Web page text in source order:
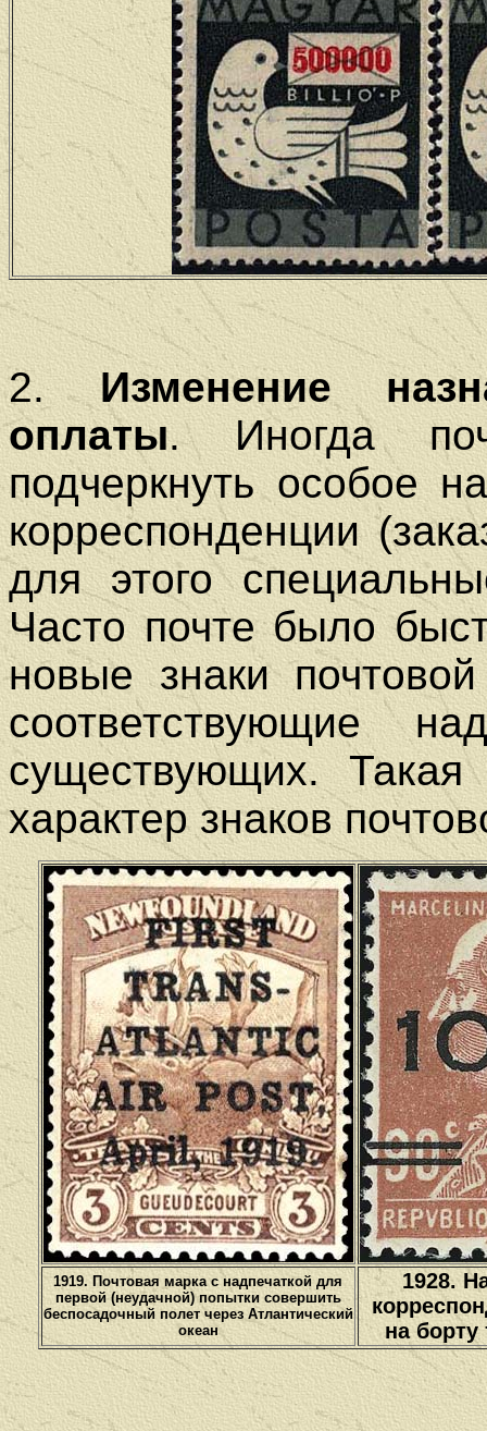
2.Изменение
оплаты. Иногда
подчеркнуть особое
корреспонденции
для этого
Часто почте было
новые знаки
соответствующие
существующих. Такая
характер знаков
1919. Почтовая марка с надпечаткой для
первой (неудачной) попытки совершить
беспосадочный полет через Атлантический
океан
1928.
на борту